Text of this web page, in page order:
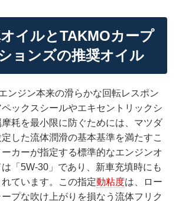
イルとTAKMOカープ
ョンズの推奨オイル
ンジン本来の滑らかな回転レスポン
ックスシールやエキセントリックシ
耗を最小限に防ぐためには、マツダ
した流体潤滑の基本基準を満たすこ
カーが指定する標準的なエンジンオ
「5W-30」であり、新車充填時にも
ています。この指定動粘度は、ロー
プな吹け上がりを損なう流体フリク